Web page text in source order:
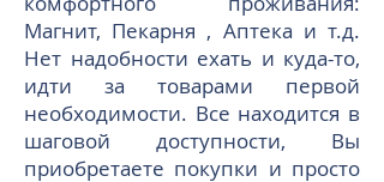
Магнит, Пекарня , Аптека и т.д.
Нет надобности ехать и куда-то,
идти за товарами первой
необходимости. Все находится в
шаговой доступности, Вы
приобретаете покупки и просто